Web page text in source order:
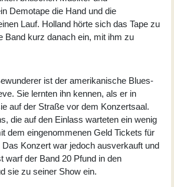
Demotape die Hand und die
Lauf. Holland hörte sich das Tape zu
Band kurz danach ein, mit ihm zu
ist der amerikanische Blues-
Sie lernten ihn kennen, als er in
auf der Straße vor dem Konzertsaal.
die auf den Einlass warteten ein wenig
dem eingenommenen Geld Tickets für
Konzert war jedoch ausverkauft und
warf der Band 20 Pfund in den
sie zu seiner Show ein.